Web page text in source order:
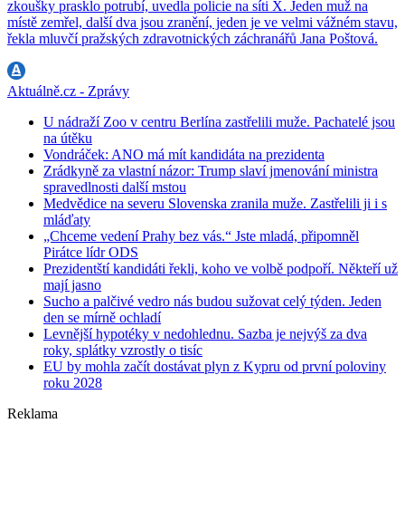
zkoušky prasklo potrubí, uvedla policie na síti X. Jeden muž na
místě zemřel, další dva jsou zranění, jeden je ve velmi vážném stavu,
řekla mluvčí pražských zdravotnických záchranářů Jana Poštová.
Aktuálně.cz - Zprávy
U nádraží Zoo v centru Berlína zastřelili muže. Pachatelé jsou
na útěku
Vondráček: ANO má mít kandidáta na prezidenta
Zrádkyně za vlastní názor: Trump slaví jmenování ministra
spravedlnosti další mstou
Medvědice na severu Slovenska zranila muže. Zastřelili ji i s
mláďaty
„Chceme vedení Prahy bez vás.“ Jste mladá, připomněl
Pirátce lídr ODS
Prezidentští kandidáti řekli, koho ve volbě podpoří. Někteří už
mají jasno
Sucho a palčivé vedro nás budou sužovat celý týden. Jeden
den se mírně ochladí
Levnější hypotéky v nedohlednu. Sazba je nejvýš za dva
roky, splátky vzrostly o tisíc
EU by mohla začít dostávat plyn z Kypru od první poloviny
roku 2028
Reklama